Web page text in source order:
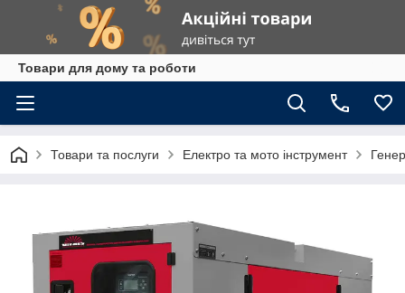
Товари для дому та роботи
Товари та послуги Електро та мото інструмент